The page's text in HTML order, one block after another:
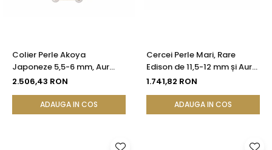
Colier Perle Akoya
Japoneze 5,5-6 mm, Aur
Galben 14K | KASKADDA®
2.506,43 RON
ADAUGA IN COS
Cercei Perle Mari, Rare
Edison de 11,5-12 mm și Aur
Galben 14K, Bijuterie de
1.741,82 RON
ADAUGA IN COS